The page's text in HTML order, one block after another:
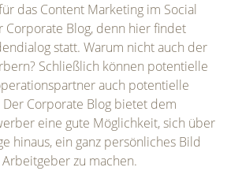
das Content Marketing im Social
Corporate Blog, denn hier findet
statt. Warum nicht auch der
Schließlich können potentielle
auch potentielle
Corporate Blog bietet dem
eine gute Möglichkeit, sich über
hinaus, ein ganz persönliches Bild
zu machen.